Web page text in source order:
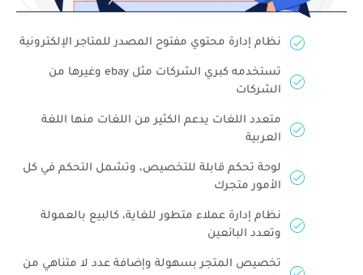
نظام إدارة محتوي مفتوح المصدر للمتاجر الإلكترونية
تستخدمه كبري الشركات مثل ebay وغيرها من
الشركات
متعدد اللغات يدعم الكثير من اللغات منها اللغة
العربية
لوحة تحكم قابلة للتخصيص، وتشمل التحكم في كل
الأمور متجرك
نظام إدارة عملاء متطور للغاية، كالبيع بالعمولة
وتعدد البائعين
تخصيص المتجر بسهولة وإضافة عدد لا متناهي من